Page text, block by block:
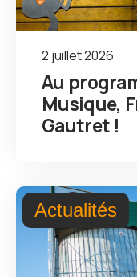
2 juillet 2026
Au
Musique,
Gautret !
Actualités